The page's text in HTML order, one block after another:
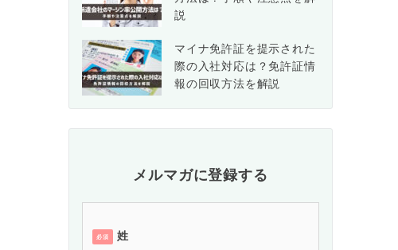
説
マイナ免許証を提示された
際の入社対応は？免許証情
報の回収方法を解説
メルマガに登録する
必須 姓